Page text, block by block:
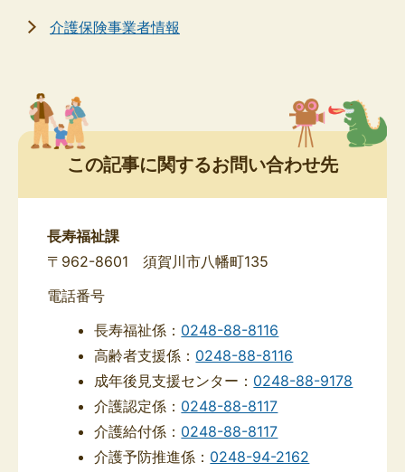
介護保険事業者情報
この記事に関するお問い合わせ先
長寿福祉課
〒962-8601 須賀川市八幡町135
電話番号
長寿福祉係： 0248-88-8116
高齢者支援係： 0248-88-8116
成年後見支援センター： 0248-88-9178
介護認定係： 0248-88-8117
介護給付係： 0248-88-8117
介護予防推進係： 0248-94-2162